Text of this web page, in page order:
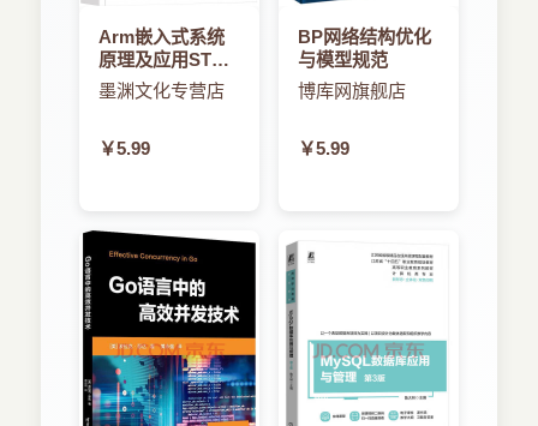
3．3．2 参数选取与分析
3．3．3 结果比较及讨论
3．4 本章小结
第4章 基于粒子群优化和粗糙集的特征选择方法
DPPSO
4．2．1 算法思想
4．2．2 粒子的表达和种群初始化
4．2．3 基于互信息的适应值函数
4．2．4 粒子更新策略
4．2．5 算法描述
4．3 对比实验及结果分析
4．3．1 实验环境
Arm嵌入式系统
原理及应用STMF
微控制器架构、
编程与开发
墨渊文化专营店
￥5.99
BP网络结构优化
与模型规范
博库网旗舰店
￥5.99